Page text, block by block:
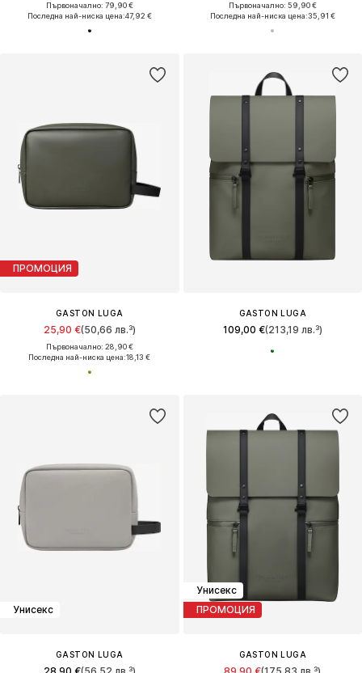
Първоначално: 79,90 €
Последна най-ниска цена:47,92 €
Първоначално: 59,90 €
Последна най-ниска цена:35,91 €
ПРОМОЦИЯ
GASTON LUGA
25,90 €(50,66 лв.³)
Първоначално: 28,90 €
Последна най-ниска цена:18,13 €
GASTON LUGA
109,00 €(213,19 лв.³)
Унисекс
GASTON LUGA
Унисекс
ПРОМОЦИЯ
GASTON LUGA